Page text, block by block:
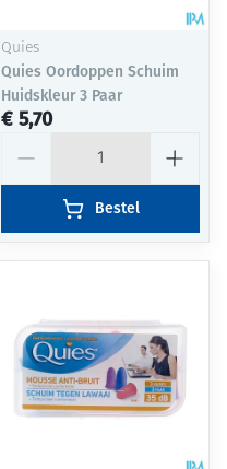
Quies
Quies Oordoppen Schuim
Huidskleur 3 Paar
€ 5,70
Bestel